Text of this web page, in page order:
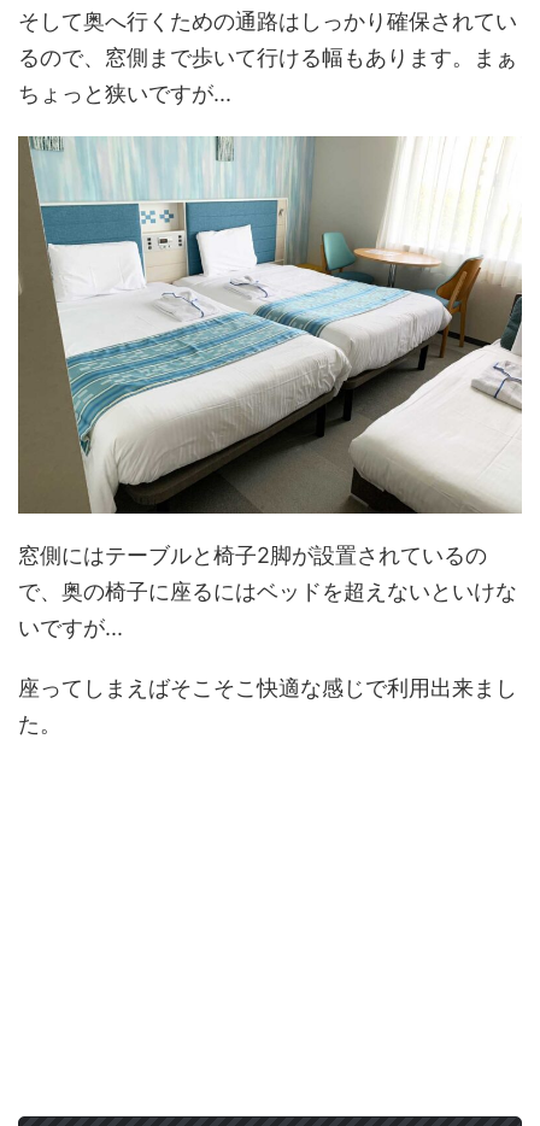
そして奥へ行くための通路はしっかり確保されてい
るので、窓側まで歩いて行ける幅もあります。まぁ
ちょっと狭いですが...
窓側にはテーブルと椅子2脚が設置されているの
で、奥の椅子に座るにはベッドを超えないといけな
いですが...
座ってしまえばそこそこ快適な感じで利用出来まし
た。